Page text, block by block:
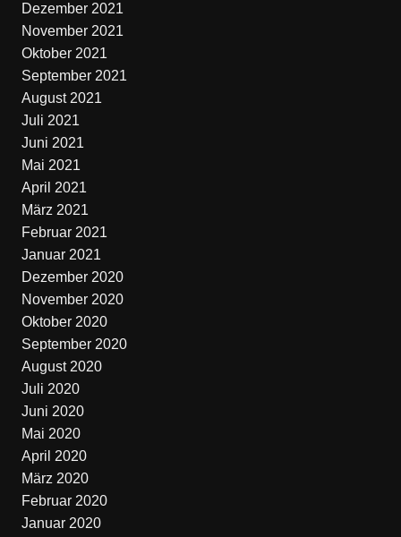
Dezember 2021
November 2021
Oktober 2021
September 2021
August 2021
Juli 2021
Juni 2021
Mai 2021
April 2021
März 2021
Februar 2021
Januar 2021
Dezember 2020
November 2020
Oktober 2020
September 2020
August 2020
Juli 2020
Juni 2020
Mai 2020
April 2020
März 2020
Februar 2020
Januar 2020